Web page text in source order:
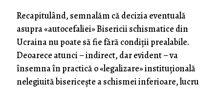
Recapitulând, semnalăm că decizia eventuală
asupra «autocefaliei» Bisericii schismatice din
Ucraina nu poate să fie fără condiții prealabile.
Deoarece atunci – indirect, dar evident – va
însemna în practică o «legalizare» instituțională
nelegiuită bisericește a schismei inferioare, lucru